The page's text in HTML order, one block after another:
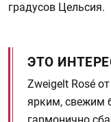
градусов Цельсия.
ЭТО
Zweigelt Rosé
ярким, свежим